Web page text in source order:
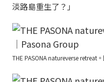
淡路島重生了？」
THE PASONA natureverse retreat